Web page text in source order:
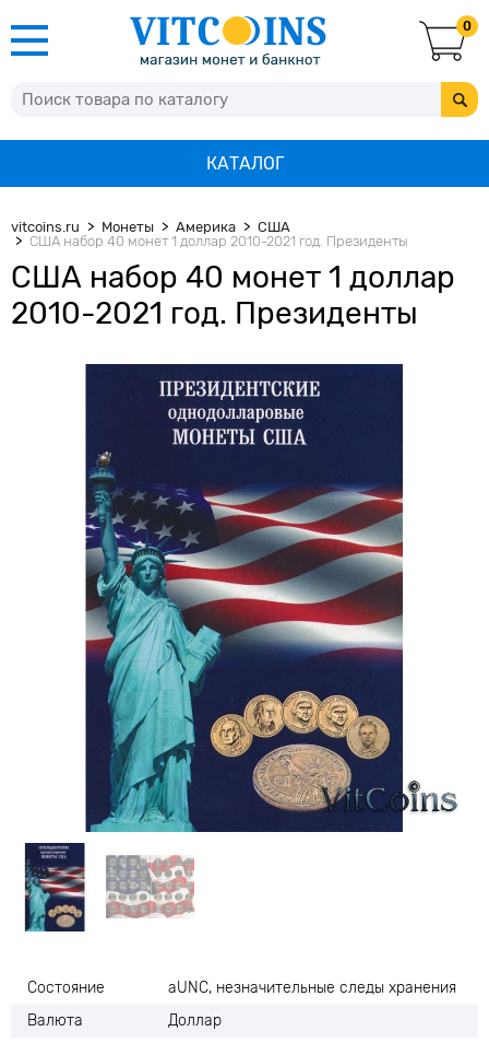
0
КАТАЛОГ
vitcoins.ru Монеты Америка
США
США набор 40 монет 1 доллар 2010-2021 год. Президенты
США набор 40 монет 1 доллар
2010-2021 год. Президенты
Состояние
аUNC, незначительные следы хранения
Валюта
Доллар